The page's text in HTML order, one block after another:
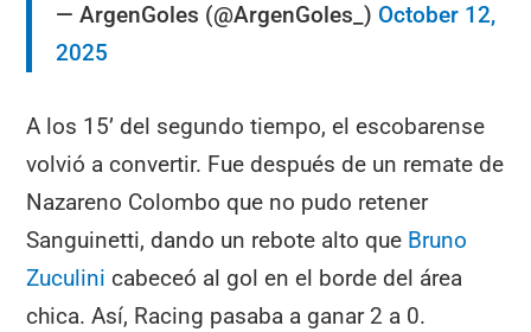
— ArgenGoles (@ArgenGoles_) October 12,
2025
A los 15’ del segundo tiempo, el escobarense
volvió a convertir. Fue después de un remate de
Nazareno Colombo que no pudo retener
Sanguinetti, dando un rebote alto que Bruno
Zuculini cabeceó al gol en el borde del área
chica. Así, Racing pasaba a ganar 2 a 0.